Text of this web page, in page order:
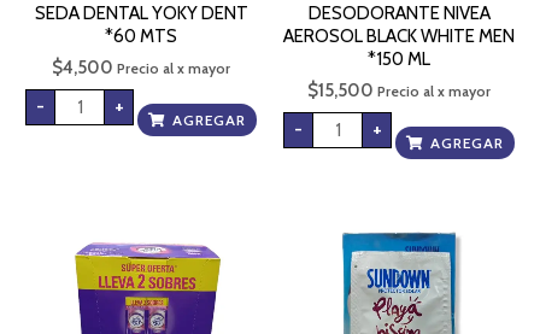
SEDA DENTAL YOKY DENT
*60 MTS
$4,500 Precio al x mayor
- +
AGREGAR
DESODORANTE NIVEA
AEROSOL BLACK WHITE MEN
*150 ML
$15,500 Precio al x mayor
- +
AGREGAR
CREMA
SOBRE
UDS
cantidad
PLAYA
SOBRE
cantidad